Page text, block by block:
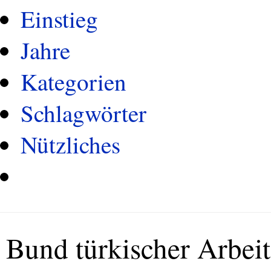
Einstieg
Jahre
Kategorien
Schlagwörter
Nützliches
Bund türkischer